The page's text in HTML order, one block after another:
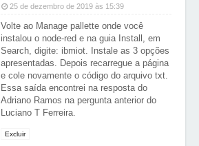
25 de dezembro de 2019 às 15:39
Volte ao Manage pallette onde você
instalou o node-red e na guia Install, em
Search, digite: ibmiot. Instale as 3 opções
apresentadas. Depois recarregue a página
e cole novamente o código do arquivo txt.
Essa saída encontrei na resposta do
Adriano Ramos na pergunta anterior do
Luciano T Ferreira.
Excluir